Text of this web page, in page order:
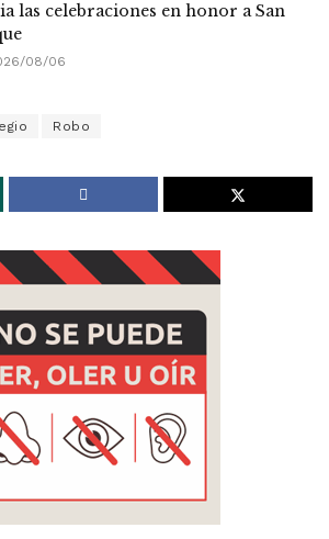
las celebraciones en honor a San
08/06
Robo